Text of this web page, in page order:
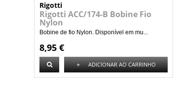
Rigotti
Rigotti ACC/174-B Bobine Fio
Nylon
Bobine de fio Nylon. Disponível em mu...
8,95 €
+ ADICIONAR AO CARRINHO